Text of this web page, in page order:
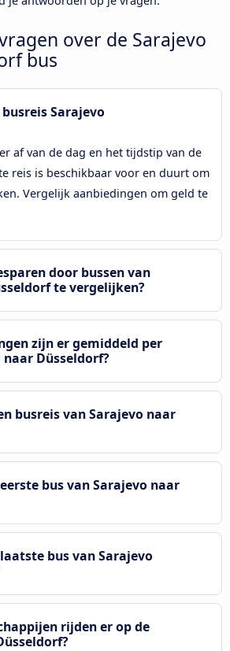
over de Sarajevo
bus
Sarajevo
af van de dag en het tijdstip van de
reis is beschikbaar voor en duurt om
Vergelijk aanbiedingen om geld te
door bussen van
te vergelijken?
zijn er gemiddeld per
Düsseldorf?
busreis van Sarajevo naar
bus van Sarajevo naar
bus van Sarajevo
rijden er op de